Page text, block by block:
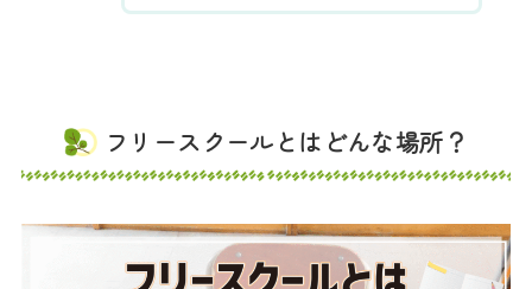
フリースクールとはどんな場所？